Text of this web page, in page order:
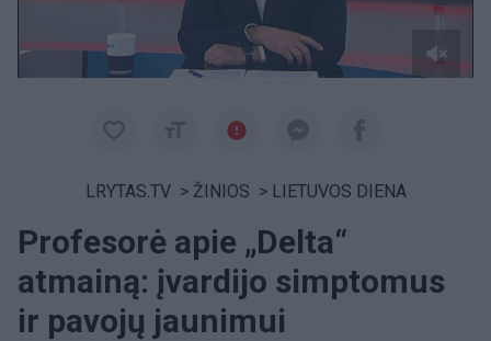
LRYTAS.TV > ŽINIOS > LIETUVOS DIENA
Profesorė apie „Delta“
atmainą: įvardijo simptomus
ir pavojų jaunimui